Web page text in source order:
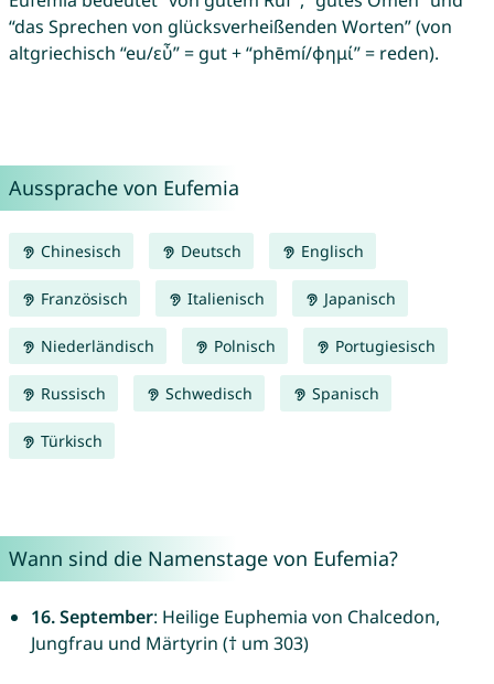
“das Sprechen von glücksverheißenden Worten” (von
altgriechisch “eu/εὖ” = gut + “phēmí/φημί” = reden).
Aussprache von Eufemia
Chinesisch Deutsch Englisch
Französisch Italienisch Japanisch
Niederländisch Polnisch Portugiesisch
Russisch Schwedisch Spanisch
Türkisch
Wann sind die Namenstage von Eufemia?
16. September: Heilige Euphemia von Chalcedon,
Jungfrau und Märtyrin († um 303)